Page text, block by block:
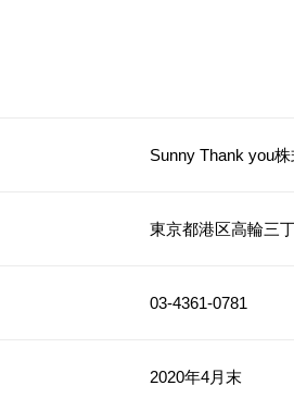
Sunny Thank you
東京都港区高輪三
03-4361-0781
2020年4月末